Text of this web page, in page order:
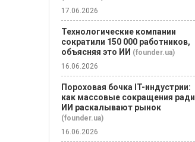
17.06.2026
Технологические компании
сократили 150 000 работников,
объясняя это ИИ (founder.ua)
16.06.2026
Пороховая бочка IT-индустрии:
как массовые сокращения ради
ИИ раскалывают рынок
(founder.ua)
16.06.2026